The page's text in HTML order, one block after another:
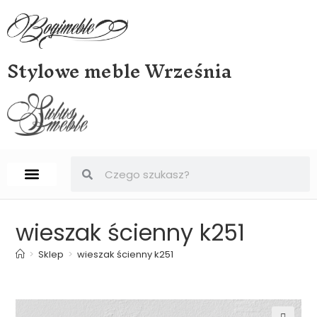
Stylowe meble Września
wieszak ścienny k251
> Sklep > wieszak ścienny k251